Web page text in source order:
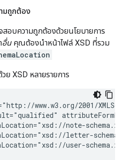
มถูกต้อง
อบความถูกต้องด้วยนโยบายการ
อื่นคุณต้องนำหน้าไฟล์ XSD ที่รวม
ย XSD หลายรายการ
www.w3.org/2001/
note-
letter-
user-